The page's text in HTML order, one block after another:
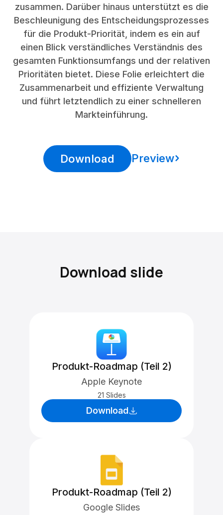
zusammen. Darüber hinaus unterstützt es die
Beschleunigung des Entscheidungsprozesses
für die Produkt-Priorität, indem es ein auf
einen Blick verständliches Verständnis des
gesamten Funktionsumfangs und der relativen
Prioritäten bietet. Diese Folie erleichtert die
Zusammenarbeit und effiziente Verwaltung
und führt letztendlich zu einer schnelleren
Markteinführung.
Download Preview
Download slide
Produkt-Roadmap (Teil 2)
Apple Keynote
21 Slides
Download
Produkt-Roadmap (Teil 2)
Google Slides